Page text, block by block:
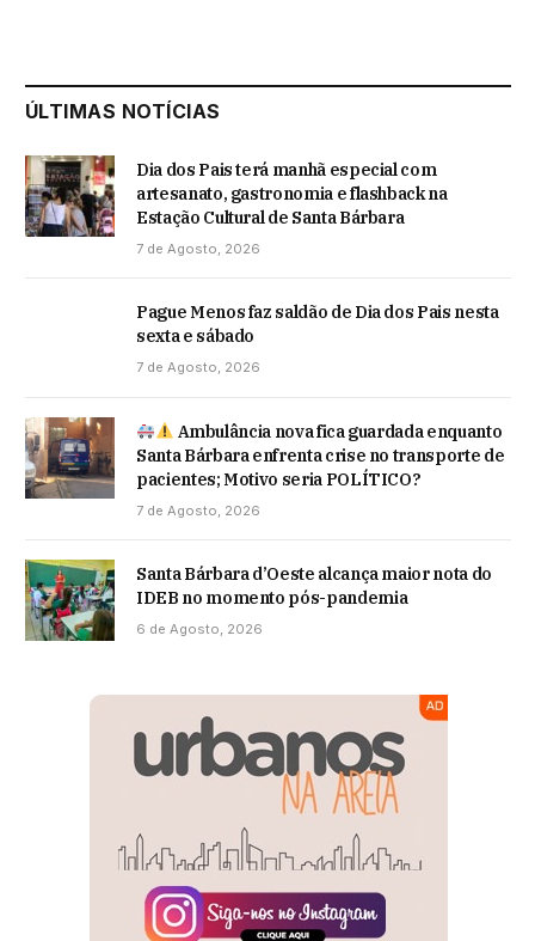
ÚLTIMAS NOTÍCIAS
Dia dos Pais terá manhã especial com
artesanato, gastronomia e flashback na
Estação Cultural de Santa Bárbara
7 de Agosto, 2026
Pague Menos faz saldão de Dia dos Pais nesta
sexta e sábado
7 de Agosto, 2026
Ambulância nova fica guardada enquanto
Santa Bárbara enfrenta crise no transporte de
pacientes; Motivo seria POLÍTICO?
7 de Agosto, 2026
Santa Bárbara d’Oeste alcança maior nota do
IDEB no momento pós-pandemia
6 de Agosto, 2026